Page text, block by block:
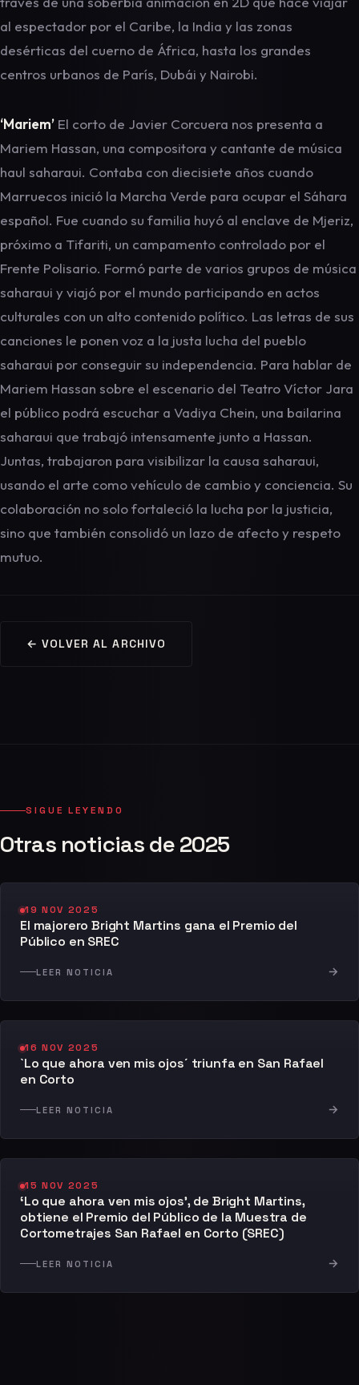
al espectador por el Caribe, la India y las zonas
desérticas del cuerno de África, hasta los grandes
centros urbanos de París, Dubái y Nairobi.
‘Mariem’ El corto de Javier Corcuera nos presenta a
Mariem Hassan, una compositora y cantante de música
haul saharaui. Contaba con diecisiete años cuando
Marruecos inició la Marcha Verde para ocupar el Sáhara
español. Fue cuando su familia huyó al enclave de Mjeriz,
próximo a Tifariti, un campamento controlado por el
Frente Polisario. Formó parte de varios grupos de música
saharaui y viajó por el mundo participando en actos
culturales con un alto contenido político. Las letras de sus
canciones le ponen voz a la justa lucha del pueblo
saharaui por conseguir su independencia. Para hablar de
Mariem Hassan sobre el escenario del Teatro Víctor Jara
el público podrá escuchar a Vadiya Chein, una bailarina
saharaui que trabajó intensamente junto a Hassan.
Juntas, trabajaron para visibilizar la causa saharaui,
usando el arte como vehículo de cambio y conciencia. Su
colaboración no solo fortaleció la lucha por la justicia,
sino que también consolidó un lazo de afecto y respeto
mutuo.
← VOLVER AL ARCHIVO
SIGUE LEYENDO
Otras noticias de 2025
19 NOV 2025
El majorero Bright Martins gana el Premio del
Público en SREC
LEER NOTICIA →
16 NOV 2025
`Lo que ahora ven mis ojos´ triunfa en San Rafael
en Corto
LEER NOTICIA →
15 NOV 2025
‘Lo que ahora ven mis ojos’, de Bright Martins,
obtiene el Premio del Público de la Muestra de
Cortometrajes San Rafael en Corto (SREC)
LEER NOTICIA →